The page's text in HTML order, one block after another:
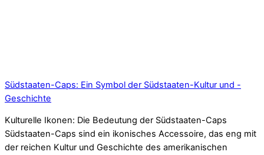
Südstaaten-Caps: Ein Symbol der Südstaaten-Kultur und -
Geschichte
Kulturelle Ikonen: Die Bedeutung der Südstaaten-Caps
Südstaaten-Caps sind ein ikonisches Accessoire, das eng mit
der reichen Kultur und Geschichte des amerikanischen